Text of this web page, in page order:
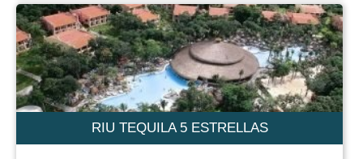
RIU TEQUILA 5 ESTRELLAS